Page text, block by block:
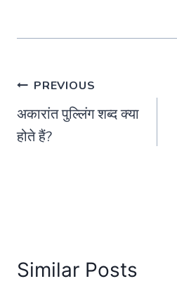
Post
navigation
PREVIOUS
अकारांत पुल्लिंग शब्द क्या
होते हैं?
Similar Posts